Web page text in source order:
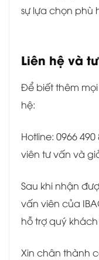
sự lựa chọn phù
Liên hệ và
Để biết thêm
hệ:
Hotline: 0966
viên tư vấn và
Sau khi nhận
vấn viên của
hỗ trợ quý
Xin chân thành